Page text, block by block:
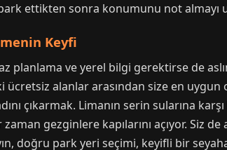
park ettikten sonra konumunu not almayı
Keyfi
planlama ve yerel bilgi gerektirse de
alanlar arasından size en uygun
çıkarmak. Limanın serin sularına
gezginlere kapılarını açıyor. Siz
doğru park yeri seçimi, keyifli bir